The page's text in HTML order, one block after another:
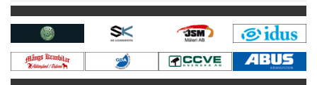
KONTAKT
VÅRA ANDRA MAGASIN
PRENUMERERA
ANNONSERA